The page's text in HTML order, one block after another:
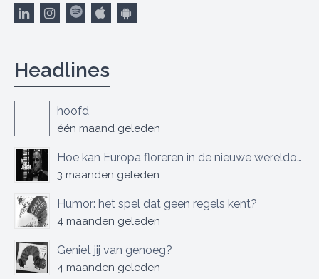
Headlines
hoofd
één maand geleden
Hoe kan Europa floreren in de nieuwe wereldorde?
3 maanden geleden
Humor: het spel dat geen regels kent?
4 maanden geleden
Geniet jij van genoeg?
4 maanden geleden